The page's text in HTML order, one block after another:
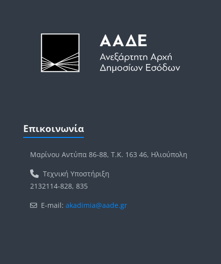
Μπλοκ
Επικοινωνία
Μαρίνου Αντύπα 86-88, Τ.Κ. 163 46, Ηλιούπολη
Τεχνική Υποστήριξη
2132114-828, 835
E-mail: akadimia@aade.gr